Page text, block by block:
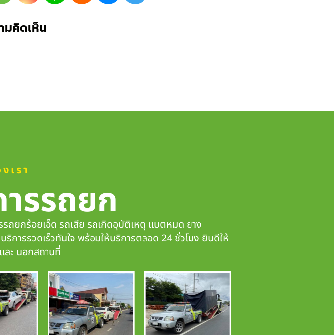
มคิดเห็น
เรา
รรถยก
รถยกร้อยเอ็ด รถเสีย รถเกิดอุบัติเหตุ แบตหมด ยาง
บริการรวดเร็วทันใจ พร้อมให้บริการตลอด 24 ชั่วโมง ยินดีให้
ละ นอกสถานที่